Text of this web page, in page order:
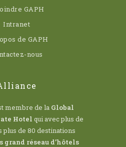
GAPH
Intranet
de GAPH
nous
membre de la Global
Hotel qui avec plus de
plus de 80 destinations
grand réseau d’hôtels